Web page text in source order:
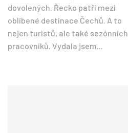
dovolených. Řecko patří mezi
oblíbené destinace Čechů. A to
nejen turistů, ale také sezónních
pracovníků. Vydala jsem...